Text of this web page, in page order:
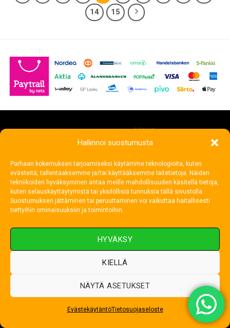
Hallinnoi suostumusta
Parhaan kokemuksen tarjoamiseksi käytämme teknologioita, kuten
evästeitä, tallentaaksemme ja/tai käyttääksemme laitetietoja. Näiden
tekniikoiden hyväksyminen antaa meille mahdollisuuden käsitellä tietoja,
kuten selauskäyttäytymistä tai yksilöllisiä tunnuksia tällä sivustolla.
Suostumuksen jättäminen tai peruuttaminen voi vaikuttaa haitallisesti
tiettyihin ominaisuuksiin ja toimintoihin.
HYVÄKSY
KIELLÄ
NÄYTÄ ASETUKSET
EvästekäytäntöTietosuojaseloste
14
15
©AutoJerry
BestDrive Turku, Kärsämäki(ent. Rengasmarket)